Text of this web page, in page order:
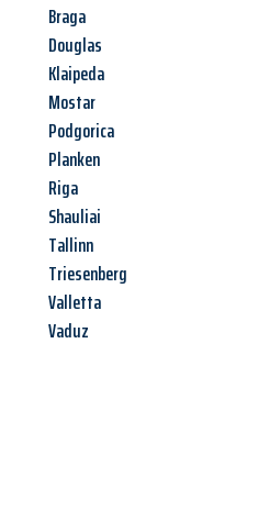
Braga
Douglas
Klaipeda
Mostar
Podgorica
Planken
Riga
Shauliai
Tallinn
Triesenberg
Valletta
Vaduz